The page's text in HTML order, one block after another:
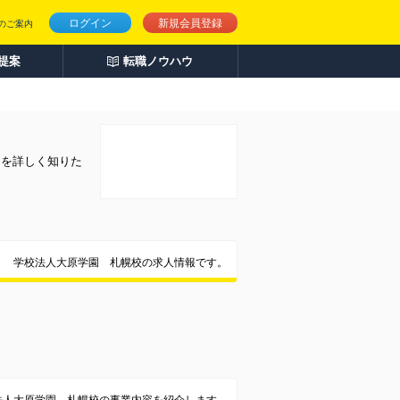
ログイン 新規会員登録
ご案内
案 転職ノウハウ
詳しく知りた
学校法人大原学園 札幌校の求人情報です。